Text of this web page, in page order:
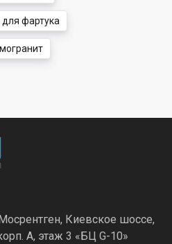
фартука
Киевское шоссе,
А, этаж 3 «БЦ G-10»